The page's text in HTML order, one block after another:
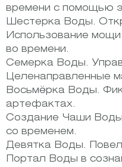
времени с помощью
Шестерка Воды.
Использование мощи
во времени.
Семерка Воды.
Целенаправленные
Восьмёрка Воды.
артефактах.
Создание Чаши Воды
со временем.
Девятка Воды.
Портал Воды в